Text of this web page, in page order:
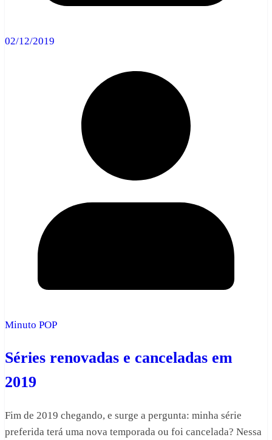
02/12/2019
Minuto POP
Séries renovadas e canceladas em
2019
Fim de 2019 chegando, e surge a pergunta: minha série
preferida terá uma nova temporada ou foi cancelada? Nessa